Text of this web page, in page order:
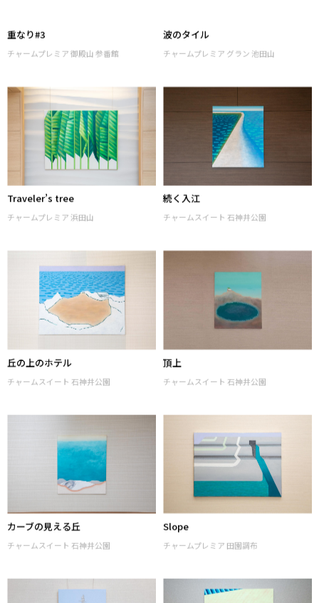
重なり#3
チャームプレミア 御殿山 参番館
波のタイル
Traveler’s tree
チャームプレミア 浜田山
続く入江
丘の上のホテル 頂上
チャームスイート 石神井公園
チャームスイート 石神井公園
Slope
チャームプレミア 田園調布